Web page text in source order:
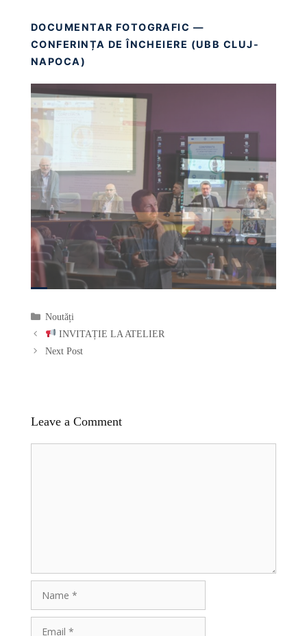
DOCUMENTAR FOTOGRAFIC —
CONFERINȚA DE ÎNCHEIERE (UBB CLUJ-
NAPOCA)
Categories
Noutăți
INVITAȚIE LA ATELIER
Next Post
Leave a Comment